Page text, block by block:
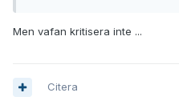
Men vafan kritisera inte ...
Citera